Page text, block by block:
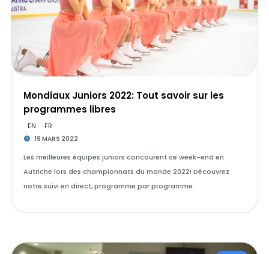
Mondiaux Juniors 2022: Tout savoir sur les
programmes libres
EN FR
19 MARS 2022
Les meilleures équipes juniors concourent ce week-end en
Autriche lors des championnats du monde 2022! Découvrez
notre suivi en direct, programme par programme.